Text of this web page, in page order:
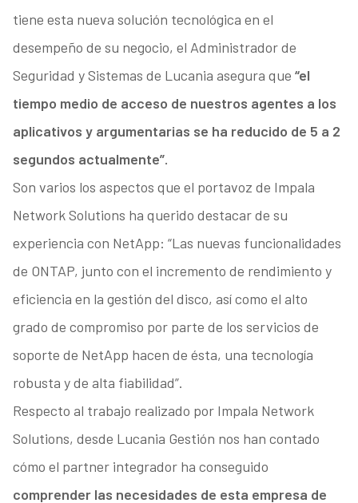
tiene esta nueva solución tecnológica en el
desempeño de su negocio, el Administrador de
Seguridad y Sistemas de Lucania asegura que “el
tiempo medio de acceso de nuestros agentes a los
aplicativos y argumentarias se ha reducido de 5 a 2
segundos actualmente”.
Son varios los aspectos que el portavoz de Impala
Network Solutions ha querido destacar de su
experiencia con NetApp: “Las nuevas funcionalidades
de ONTAP, junto con el incremento de rendimiento y
eficiencia en la gestión del disco, así como el alto
grado de compromiso por parte de los servicios de
soporte de NetApp hacen de ésta, una tecnología
robusta y de alta fiabilidad”.
Respecto al trabajo realizado por Impala Network
Solutions, desde Lucania Gestión nos han contado
cómo el partner integrador ha conseguido
comprender las necesidades de esta empresa de